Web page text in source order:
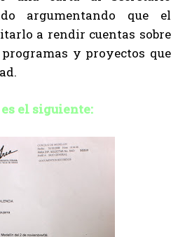
argumentando que el
a rendir cuentas sobre
y proyectos que
el siguiente: